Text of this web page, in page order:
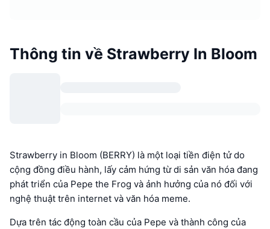
Thông tin về Strawberry In Bloom
Strawberry in Bloom (BERRY) là một loại tiền điện tử do
cộng đồng điều hành, lấy cảm hứng từ di sản văn hóa đang
phát triển của Pepe the Frog và ảnh hưởng của nó đối với
nghệ thuật trên internet và văn hóa meme.
Dựa trên tác động toàn cầu của Pepe và thành công của